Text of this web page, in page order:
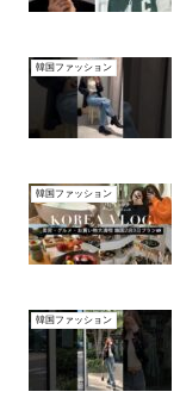
韓国ファッション
韓国ファッション
韓国ファッション